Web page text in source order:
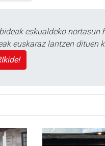
eskualdeko
euskaraz lantzen dituen